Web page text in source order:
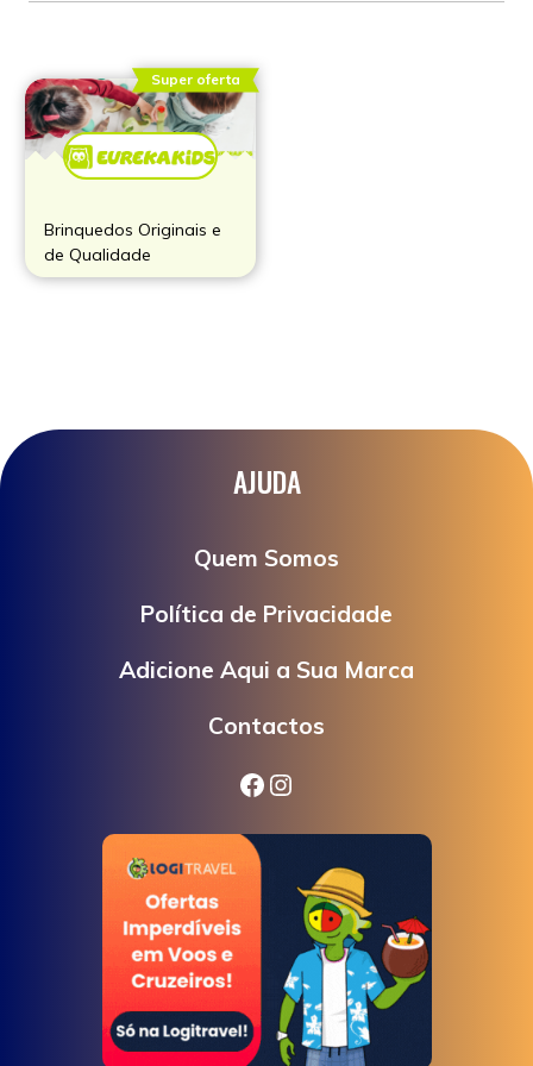
Super oferta
Brinquedos Originais e
de Qualidade
AJUDA
Quem Somos
Política de Privacidade
Adicione Aqui a Sua Marca
Contactos
Facebook
Instagram